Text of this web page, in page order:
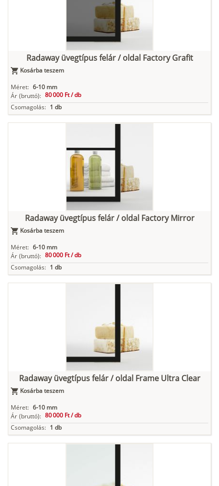
Radaway üvegtípus felár / oldal Factory Grafit
Kosárba teszem
Méret: 6-10 mm
Ár (bruttó): 80 000 Ft /db
Csomagolás: 1 db
Radaway üvegtípus felár / oldal Factory Mirror
Kosárba teszem
Méret: 6-10 mm
Ár (bruttó): 80 000 Ft /db
Csomagolás: 1 db
Radaway üvegtípus felár / oldal Frame Ultra Clear
Kosárba teszem
Méret: 6-10 mm
Ár (bruttó): 80 000 Ft /db
Csomagolás: 1 db